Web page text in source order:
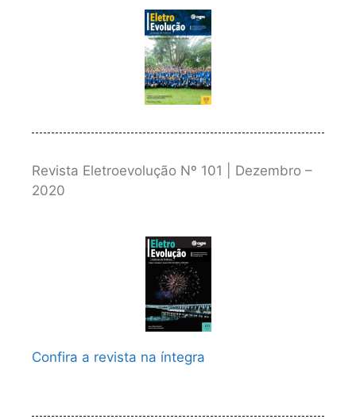
Revista Eletroevolução Nº 101 | Dezembro –
2020
Confira a revista na íntegra